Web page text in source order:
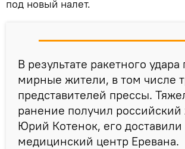
под новый налет.
В результате ракетного удара
мирные жители, в том числе
представителей прессы.
ранение получил
Юрий Котенок, его доставили
медицинский центр Еревана.